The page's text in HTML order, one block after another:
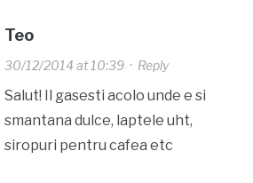
Teo
30/12/2014 at 10:39· Reply
Salut! Il gasesti acolo unde e si
smantana dulce, laptele uht,
siropuri pentru cafea etc